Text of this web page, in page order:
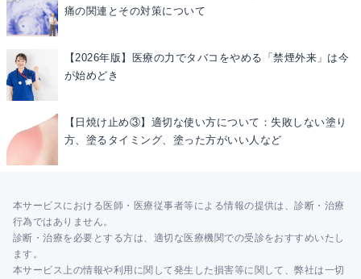
痛の関連とその対策について
【2026年版】医療の力でタバコをやめる「禁煙外来」は今
が始めどき
【日焼け止め③】適切な使い方について：失敗しない塗り
方、塗るタイミング、塗った方がいい人など
本サービスにおける医師・医療従事者等による情報の提供は、診断・治療
行為ではありません。
診断・治療を必要とする方は、適切な医療機関での受診をおすすめいたし
ます。
本サービス上の情報や利用に関して発生した損害等に関して、弊社は一切